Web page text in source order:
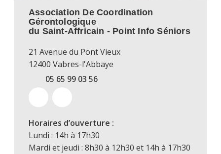
Association De Coordination
Gérontologique
du Saint-Affricain - Point Info Séniors
21 Avenue du Pont Vieux
12400 Vabres-l'Abbaye
05 65 99 03 56
Horaires d’ouverture :
Lundi : 14h à 17h30
Mardi et jeudi : 8h30 à 12h30 et 14h à 17h30